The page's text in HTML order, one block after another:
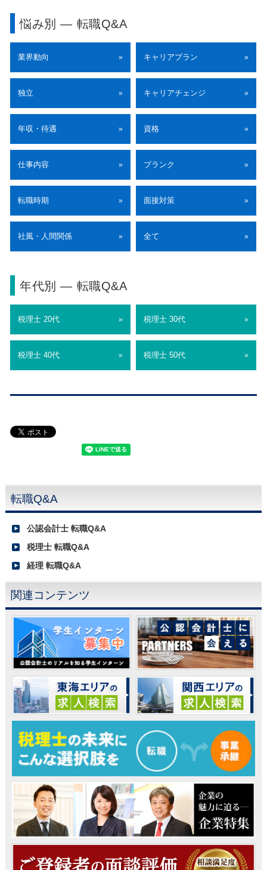
悩み別 ― 転職Q&A
業界動向 » キャリアプラン »
独立 » キャリアチェンジ »
年収・待遇 » 資格 »
仕事内容 » ブランク »
転職時期 » 面接対策 »
社風・人間関係 » 全て »
年代別 ― 転職Q&A
税理士 20代 » 税理士 30代 »
税理士 40代 » 税理士 50代 »
転職Q&A
公認会計士 転職Q&A
税理士 転職Q&A
経理 転職Q&A
関連コンテンツ